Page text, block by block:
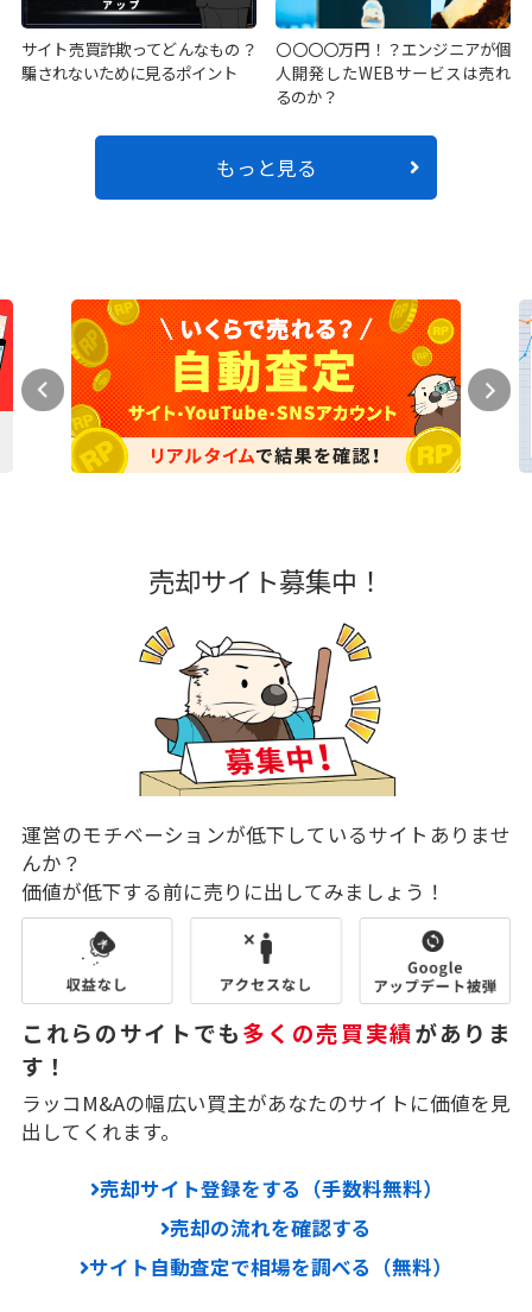
サイト売買詐欺ってどんなもの？
騙されないために見るポイント
〇〇〇〇万円！？エンジニアが個
人開発したWEBサービスは売れ
るのか？
もっと見る
売却サイト募集中！
運営のモチベーションが低下しているサイトありませ
んか？
価値が低下する前に売りに出してみましょう！
これらのサイトでも多くの売買実績がありま
す！
ラッコM&Aの幅広い買主があなたのサイトに価値を見
出してくれます。
売却サイト登録をする（手数料無料）
売却の流れを確認する
サイト自動査定で相場を調べる（無料）